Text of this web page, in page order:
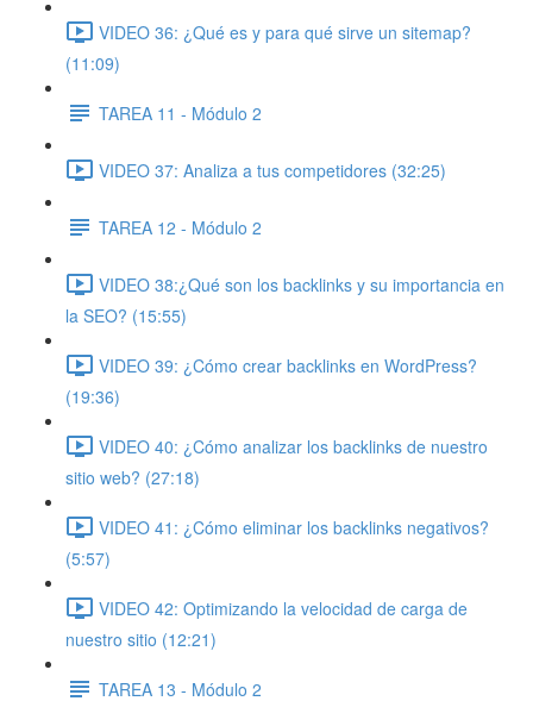
VIDEO 36: ¿Qué es y para qué sirve un sitemap?
(11:09)
TAREA 11 - Módulo 2
VIDEO 37: Analiza a tus competidores (32:25)
TAREA 12 - Módulo 2
VIDEO 38:¿Qué son los backlinks y su importancia en
la SEO? (15:55)
VIDEO 39: ¿Cómo crear backlinks en WordPress?
(19:36)
VIDEO 40: ¿Cómo analizar los backlinks de nuestro
sitio web? (27:18)
VIDEO 41: ¿Cómo eliminar los backlinks negativos?
(5:57)
VIDEO 42: Optimizando la velocidad de carga de
nuestro sitio (12:21)
TAREA 13 - Módulo 2